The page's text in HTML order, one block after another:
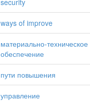
security
ways of improve
материально-техническое
обеспечение
пути повышения
управление